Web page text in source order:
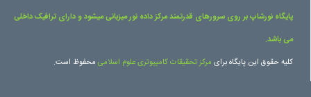
پایگاه نورشاپ بر روی سرورهای قدرتمند مرکز داده نور میزبانی میشود و دارای ترافیک داخلی
می باشد.
کلیه حقوق این پایگاه برای مرکز تحقیقات کامپیوتری علوم اسلامی محفوظ است.